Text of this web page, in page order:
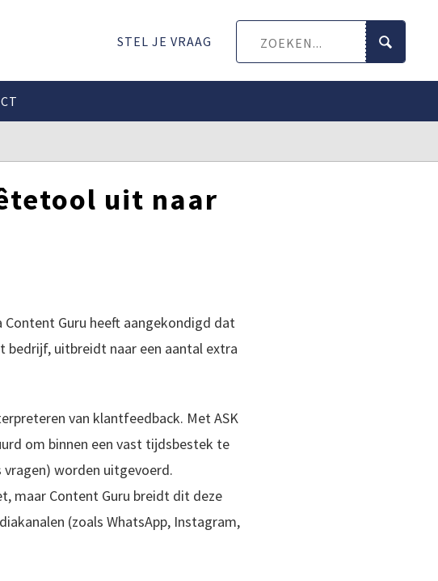
STEL JE VRAAG
uit naar
Guru heeft aangekondigd dat
bedrijf, uitbreidt naar een aantal extra
van klantfeedback. Met ASK
om binnen een vast tijdsbestek te
worden uitgevoerd.
maar Content Guru breidt dit deze
(zoals WhatsApp, Instagram,